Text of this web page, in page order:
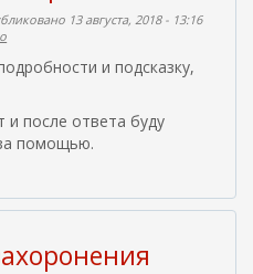
13 августа, 2018 - 13:16
и подсказку,
и после ответа буду
помощью.